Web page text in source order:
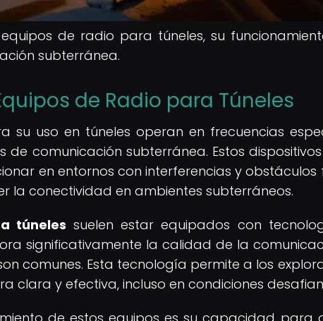
de radio para túneles, su
subterránea.
de Radio para Túneles
su uso en túneles operan en frecuencias
comunicación subterránea. Estos
en entornos con interferencias y obstáculos
la conectividad en ambientes subterráneos.
túneles suelen estar equipados con
significativamente la calidad de la
comunes. Esta tecnología permite a los
clara y efectiva, incluso en condiciones